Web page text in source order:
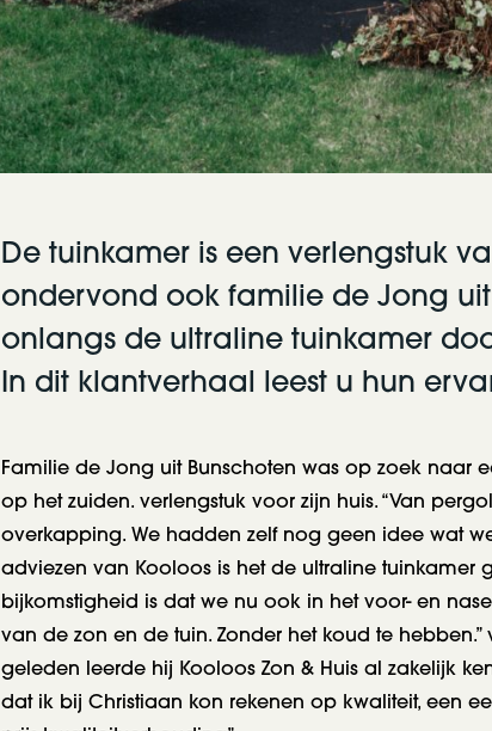
De tuinkamer is een verlengstuk
ondervond ook familie de Jong
onlangs de ultraline tuinkamer
In dit klantverhaal leest u hun
Familie de Jong uit Bunschoten was op zoek naar
op het zuiden. verlengstuk voor zijn huis. “Van
overkapping. We hadden zelf nog geen idee wat
adviezen van Kooloos is het de ultraline tuinkamer
bijkomstigheid is dat we nu ook in het voor- en
van de zon en de tuin. Zonder het koud te hebben.”
geleden leerde hij Kooloos Zon & Huis al zakelijk
dat ik bij Christiaan kon rekenen op kwaliteit, een